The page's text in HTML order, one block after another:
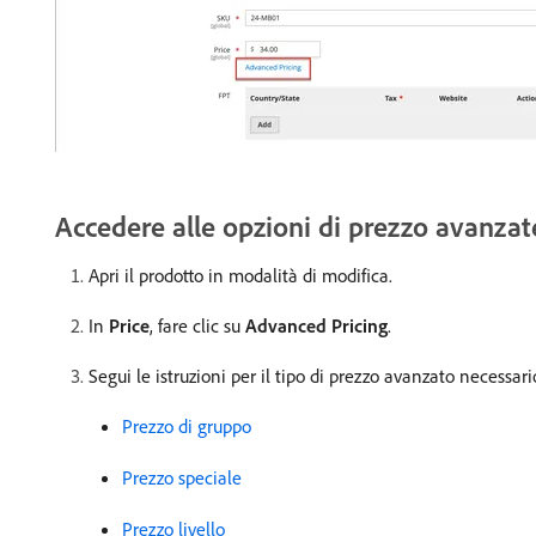
Accedere alle opzioni di prezzo
Apri il prodotto in modalità di modifica.
In Price, fare clic su Advanced Pricing.
Segui le istruzioni per il tipo di prezzo avanzato
Prezzo di gruppo
Prezzo speciale
Prezzo livello